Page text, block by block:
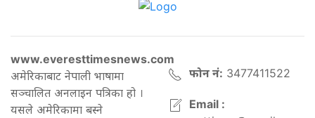
www.everesttimesnews.com
अमेरिकाबाट नेपाली भाषामा
सञ्चालित अनलाइन पत्रिका हो ।
यसले अमेरिकामा बस्ने
फोन नं: 3477411522
Email :